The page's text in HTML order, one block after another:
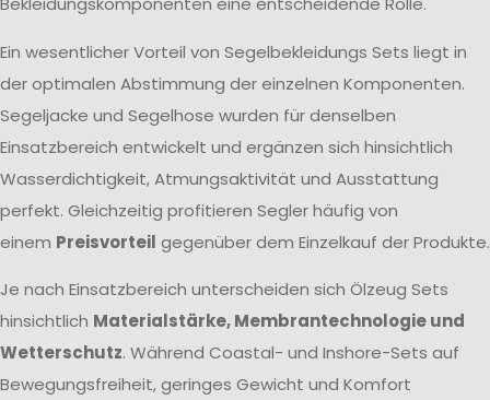
Ein wesentlicher Vorteil von Segelbekleidungs Sets liegt in
der optimalen Abstimmung der einzelnen Komponenten.
Segeljacke und Segelhose wurden für denselben
Einsatzbereich entwickelt und ergänzen sich hinsichtlich
Wasserdichtigkeit, Atmungsaktivität und Ausstattung
perfekt. Gleichzeitig profitieren Segler häufig von
einem Preisvorteil gegenüber dem Einzelkauf der Produkte.
Je nach Einsatzbereich unterscheiden sich Ölzeug Sets
hinsichtlich Materialstärke, Membrantechnologie und
Wetterschutz. Während Coastal- und Inshore-Sets auf
Bewegungsfreiheit, geringes Gewicht und Komfort